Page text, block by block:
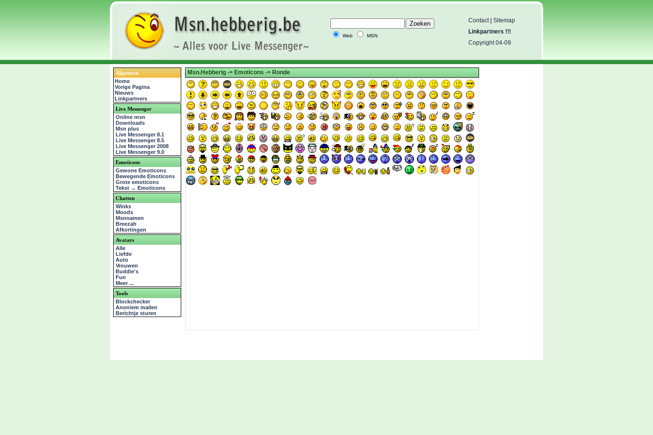
Web MSN
Contact| Sitemap
Linkpartners !!!
Copyright 04-09
Algemeen
Home
Vorige Pagina
Nieuws
Linkpartners
Live Messenger
Online msn
Downloads
Msn plus
Live Messenger 8.1
Live Messenger 8.5
Live Messenger 2008
Live Messenger 9.0
Emoticons
Gewone Emoticons
Bewegende Emoticons
Grote emoticons
Tekst → Emoticons
Chatten
Winks
Moods
Msnnamen
Breezah
Afkortingen
Avatars
Alle
Liefde
Auto
Vrouwen
Buddie's
Fun
Meer ...
Tools
Blockchecker
Anoniem mailen
Berichtje sturen
Msn.Hebberig -> Emoticons -> Ronde